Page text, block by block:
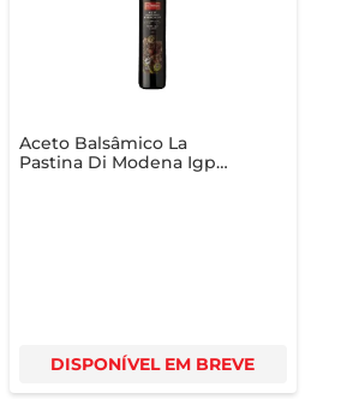
Aceto Balsâmico La
Pastina Di Modena Igp
DISPONÍVEL EM BREVE